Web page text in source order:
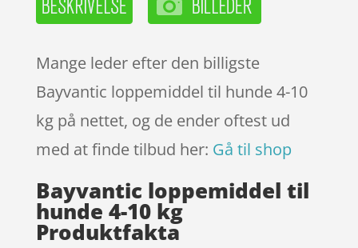
Mange leder efter den billigste
Bayvantic loppemiddel til hunde 4-10
kg på nettet, og de ender oftest ud
med at finde tilbud her: Gå til shop
Bayvantic loppemiddel til
hunde 4-10 kg
Produktfakta